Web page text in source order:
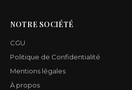
NOTRE SOCIÉTÉ
CGU
Politique de Confidentialité
Mentions légales
À propos